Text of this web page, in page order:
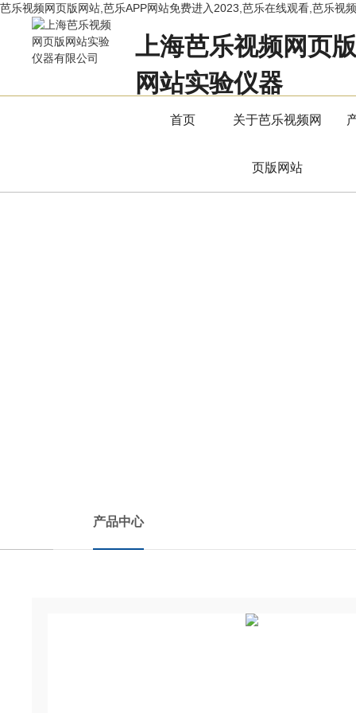
芭乐视频网页版网站,芭乐APP网站免费进入2023,芭乐在线观看,芭乐视
上海芭乐视频网页
网站实验仪器
立足专业，用服务赢得市场
首页 关于芭乐视频网
页版网站
产品中心